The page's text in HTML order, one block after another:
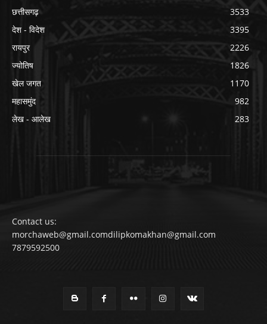
छत्तीसगढ़
3533
देश - विदेश
3395
रायपुर
2226
ज्योतिष
1826
खेल जगत
1170
महासमुंद
982
लेख - आलेख
283
Contact us:
morchaweb@gmail.comdilipkomakhan@gmail.com
7879592500